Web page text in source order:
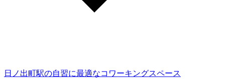
日ノ出町駅の自習に最適なコワーキングスペース